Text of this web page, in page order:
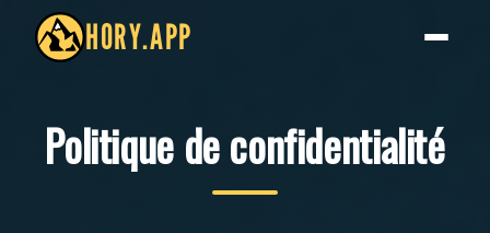
HORY.APP
Politique de confidentialité